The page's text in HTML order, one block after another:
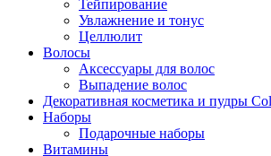
Тейпирование
Увлажнение и тонус
Целлюлит
Волосы
Аксессуары для волос
Выпадение волос
Декоративная косметика и пудры
Наборы
Подарочные наборы
Витамины